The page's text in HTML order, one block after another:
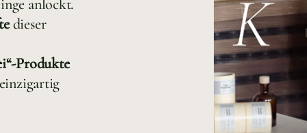
anlockt.
dieser
Produkte